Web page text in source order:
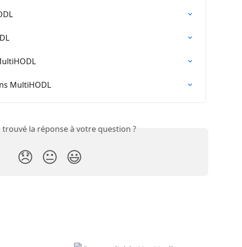
MultiHODL
trouvé la réponse à votre question ?
😞 😐 😃